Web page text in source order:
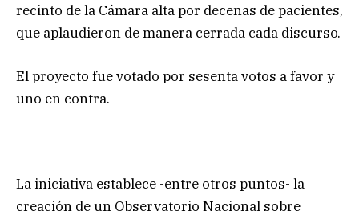
recinto de la Cámara alta por decenas de pacientes,
que aplaudieron de manera cerrada cada discurso.
El proyecto fue votado por sesenta votos a favor y
uno en contra.
La iniciativa establece -entre otros puntos- la
creación de un Observatorio Nacional sobre